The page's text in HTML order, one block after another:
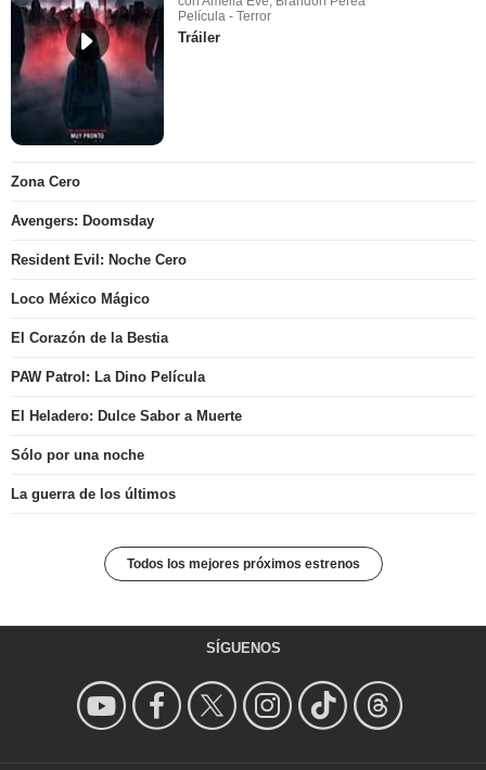
Película - Terror
Tráiler
Zona Cero
Avengers: Doomsday
Resident Evil: Noche Cero
Loco México Mágico
El Corazón de la Bestia
PAW Patrol: La Dino Película
El Heladero: Dulce Sabor a Muerte
Sólo por una noche
La guerra de los últimos
Todos los mejores próximos estrenos
SÍGUENOS